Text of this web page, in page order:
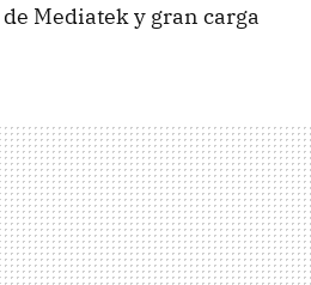
Mediatek y gran carga